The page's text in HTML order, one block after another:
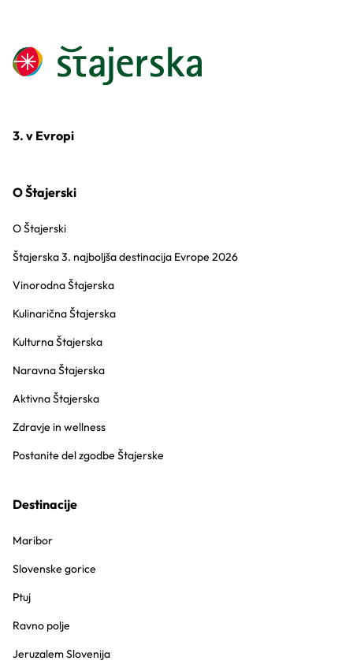
3. v Evropi
O Štajerski
O Štajerski
Štajerska 3. najboljša destinacija Evrope 2026
Vinorodna Štajerska
Kulinarična Štajerska
Kulturna Štajerska
Naravna Štajerska
Aktivna Štajerska
Zdravje in wellness
Postanite del zgodbe Štajerske
Destinacije
Maribor
Slovenske gorice
Ptuj
Ravno polje
Jeruzalem Slovenija